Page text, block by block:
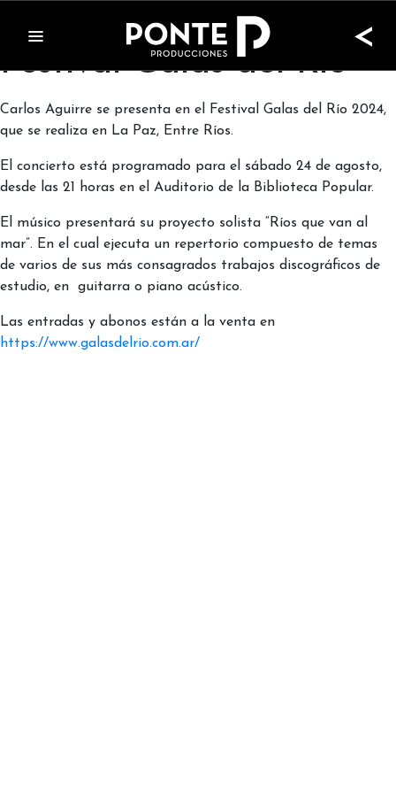
<
Carlos Aguirre en
Festival Galas del Río
Carlos Aguirre se presenta en el Festival Galas del Río 2024,
que se realiza en La Paz, Entre Ríos.
El concierto está programado para el sábado 24 de agosto,
desde las 21 horas en el Auditorio de la Biblioteca Popular.
El músico presentará su proyecto solista “Ríos que van al
mar”. En el cual ejecuta un repertorio compuesto de temas
de varios de sus más consagrados trabajos discográficos de
estudio, en guitarra o piano acústico.
Las entradas y abonos están a la venta en
https://www.galasdelrio.com.ar/